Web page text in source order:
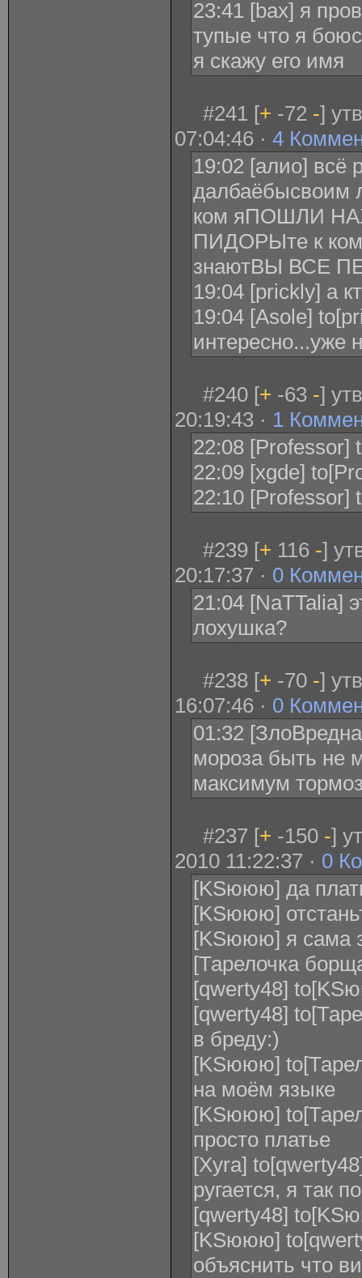
23:41 [bax] я
тупые что я
я скажу его имя
#241 [+ -72 -]
07:04:46 · 4
19:02 [алио] всё
далбаёбысвоим
ком яПОШЛИ
ПИДОРЫте к
знаютВЫ ВСЕ
19:04 [prickly] а
19:04 [Asole]
интересно...уже
#240 [+ -63 -]
20:19:43 · 1
22:08 [Professor]
22:09 [xgde]
22:10 [Professor]
#239 [+ 116 -]
20:17:37 · 0
21:04 [NaTTalia]
лохушка?
#238 [+ -70 -]
16:07:46 · 0
01:32
мороза быть не
максимум
#237 [+ -150 -]
2010 11:22:37 · 0
[KSююю] да
[KSююю]
[KSююю] я сама
[Тарелочка
[qwerty48]
[qwerty48]
в бреду:)
[KSююю]
на моём языке
[KSююю]
просто платье
[Xyra]
ругается, я так
[qwerty48]
[KSююю]
объяснить что